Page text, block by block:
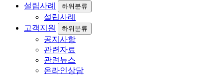
설립사례
하위분류
설립사례
고객지원
하위분류
공지사항
관련자료
관련뉴스
온라인상담